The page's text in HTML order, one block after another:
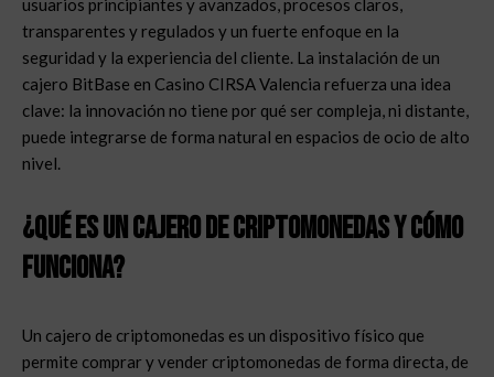
usuarios principiantes y avanzados, procesos claros,
transparentes y regulados y un fuerte enfoque en la
seguridad y la experiencia del cliente. La instalación de un
cajero BitBase en Casino CIRSA Valencia refuerza una idea
clave: la innovación no tiene por qué ser compleja, ni distante,
puede integrarse de forma natural en espacios de ocio de alto
nivel.
¿Qué es un cajero de criptomonedas y cómo
funciona?
Un cajero de criptomonedas es un dispositivo físico que
permite comprar y vender criptomonedas de forma directa, de